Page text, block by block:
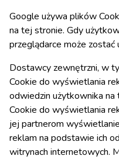
Google używa plików
na tej stronie. Gdy
przeglądarce może zostać
Dostawcy zewnętrzni, w
Cookie do wyświetlania
odwiedzin użytkownika na
Cookie do wyświetlania
jej partnerom
reklam na podstawie ich
witrynach internetowych.